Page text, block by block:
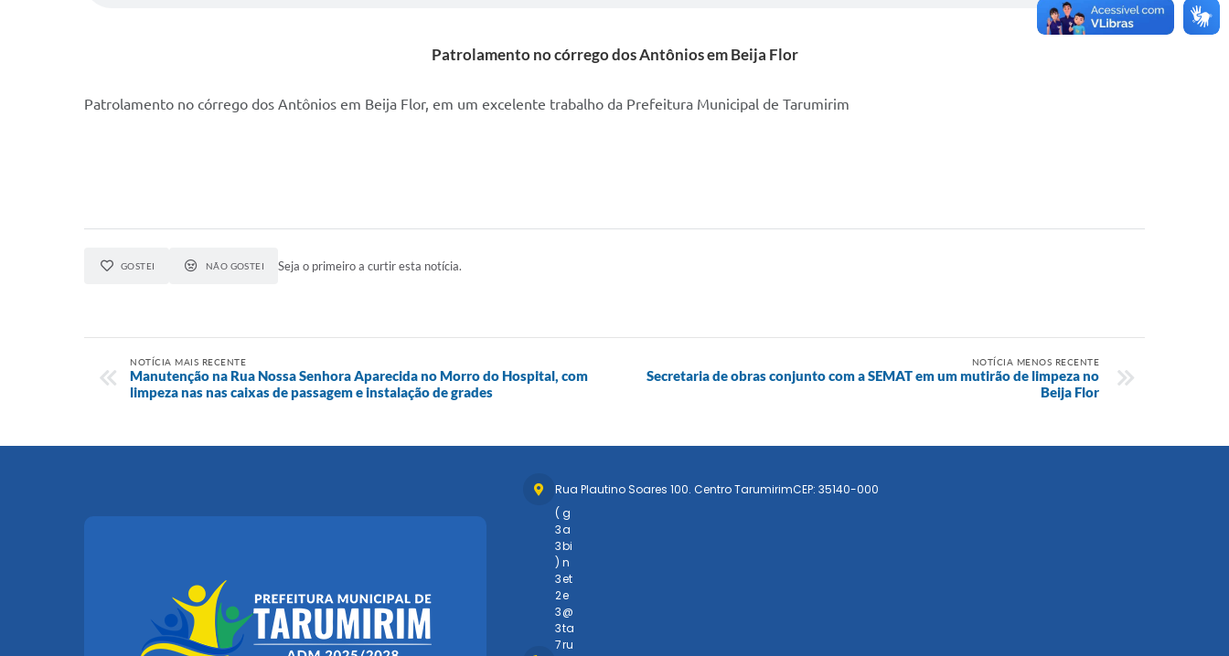
Patrolamento no córrego dos Antônios em Beija Flor
Patrolamento no córrego dos Antônios em Beija Flor, em um excelente trabalho da Prefeitura Municipal de Tarumirim
GOSTEI NÃO GOSTEI Seja o primeiro a curtir esta notícia.
NOTÍCIA MAIS RECENTE
Manutenção na Rua Nossa Senhora Aparecida no Morro do Hospital, com
limpeza nas nas caixas de passagem e instalação de grades
NOTÍCIA MENOS RECENTE
Secretaria de obras conjunto com a SEMAT em um mutirão de limpeza no
Beija Flor
Rua Plautino Soares 100. Centro TarumirimCEP: 35140-000
(
3
3
)
3
2
3
3
7
g
a
bi
n
et
e
@
ta
ru